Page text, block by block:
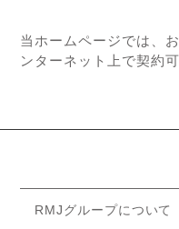
当ホームページでは、
ンターネット上で契約
RMJグループについて